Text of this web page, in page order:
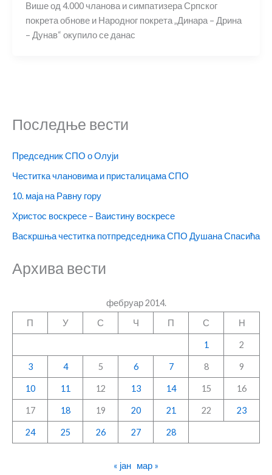
Више од 4.000 чланова и симпатизера Српског
покрета обнове и Народног покрета „Динара – Дрина
– Дунав“ окупило се данас
Последње вести
Председник СПО о Олуји
Честитка члановима и присталицама СПО
10. маја на Равну гору
Христос воскресе – Ваистину воскресе
Васкршња честитка потпредседника СПО Душана Спасића
Архива вести
фебруар 2014.
П
У С Ч П С Н
1 2
3 4 5 6 7 8 9
10 11 12 13 14 15 16
17 18 19 20 21 22 23
24 25 26 27 28
« јан мар »